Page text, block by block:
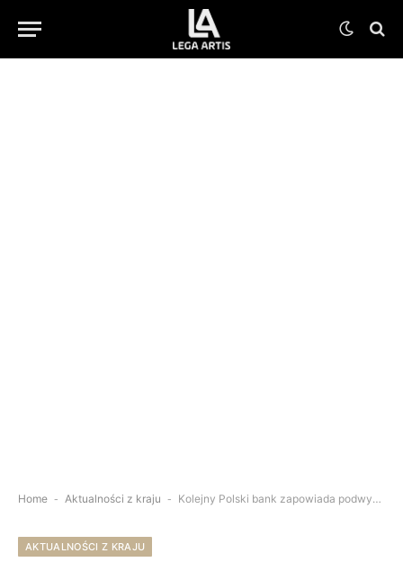
Home - Aktualności z kraju - Kolejny Polski bank zapowiada podwyższenie opłat za prowadzenie konta
AKTUALNOŚCI Z KRAJU